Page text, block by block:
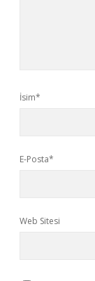
İsim*
E-Posta*
Web Sitesi